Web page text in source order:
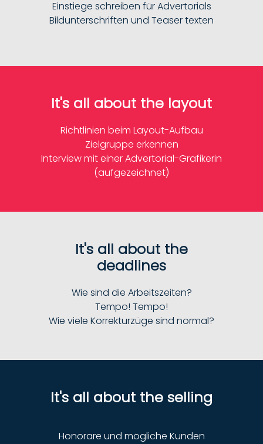
Einstiege schreiben für Advertorials
Bildunterschriften und Teaser texten
It's all about the layout
Richtlinien beim Layout-Aufbau
Zielgruppe erkennen
Interview mit einer Advertorial-Grafikerin
(aufgezeichnet)
It's all about the
deadlines
Wie sind die Arbeitszeiten?
Tempo! Tempo!
Wie viele Korrekturzüge sind normal?
It's all about the selling
Honorare und mögliche Kunden